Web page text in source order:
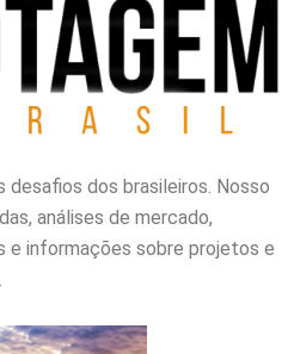
desafios dos brasileiros. Nosso
análises de mercado,
informações sobre projetos e